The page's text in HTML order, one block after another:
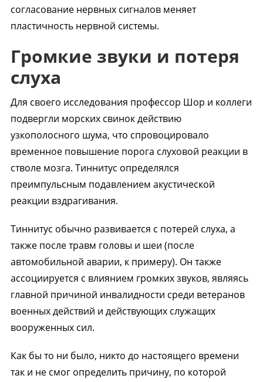
согласование нервных сигналов меняет
пластичность нервной системы.
Громкие звуки и потеря
слуха
Для своего исследования профессор Шор и коллеги
подвергли морских свинок действию
узкополосного шума, что спровоцировало
временное повышение порога слуховой реакции в
стволе мозга. Тиннитус определялся
преимпульсным подавлением акустической
реакции вздрагивания.
Тиннитус обычно развивается с потерей слуха, а
также после травм головы и шеи (после
автомобильной аварии, к примеру). Он также
ассоциируется с влиянием громких звуков, являясь
главной причиной инвалидности среди ветеранов
военных действий и действующих служащих
вооруженных сил.
Как бы то ни было, никто до настоящего времени
так и не смог определить причину, по которой